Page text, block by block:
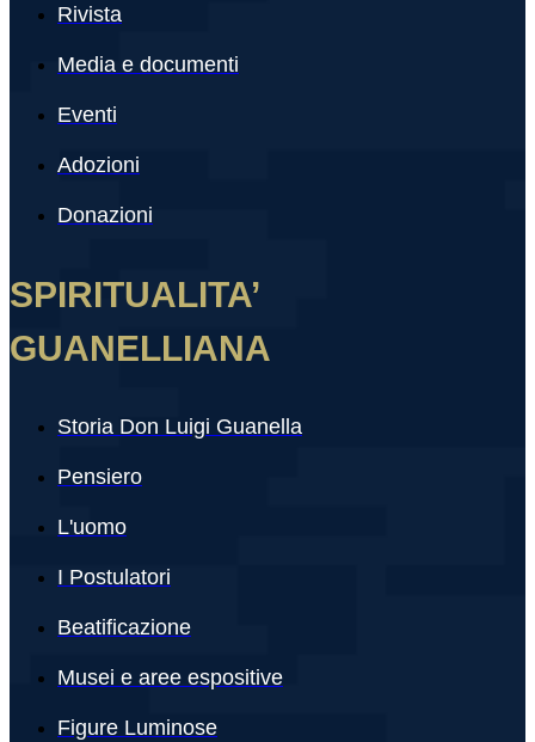
Rivista
Media e documenti
Eventi
Adozioni
Donazioni
SPIRITUALITA’
GUANELLIANA
Storia Don Luigi Guanella
Pensiero
L'uomo
I Postulatori
Beatificazione
Musei e aree espositive
Figure Luminose